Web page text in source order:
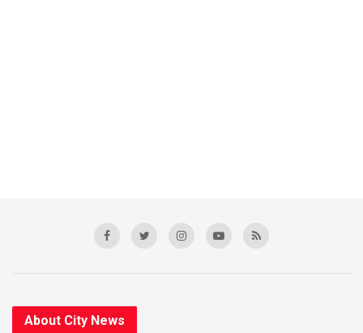
About City News